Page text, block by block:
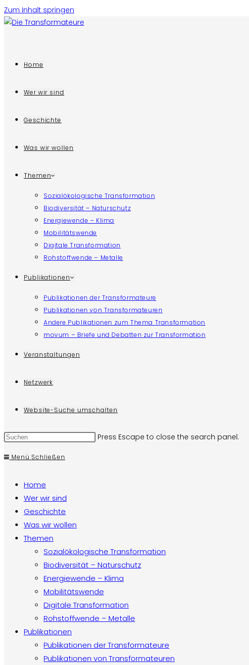
Zum Inhalt springen
Home
Wer wir sind
Geschichte
Was wir wollen
Themen
Sozialökologische Transformation
Biodiversität – Naturschutz
Energiewende – Klima
Mobilitätswende
Digitale Transformation
Rohstoffwende – Metalle
Publikationen
Publikationen der Transformateure
Publikationen von Transformateuren
Andere Publikationen zum Thema Transformation
movum – Briefe und Debatten zur Transformation
Veranstaltungen
Netzwerk
Website-Suche umschalten
Press Escape to close the search panel.
Menü Schließen
Home
Wer wir sind
Geschichte
Was wir wollen
Themen
Sozialökologische Transformation
Biodiversität – Naturschutz
Energiewende – Klima
Mobilitätswende
Digitale Transformation
Rohstoffwende – Metalle
Publikationen
Publikationen der Transformateure
Publikationen von Transformateuren